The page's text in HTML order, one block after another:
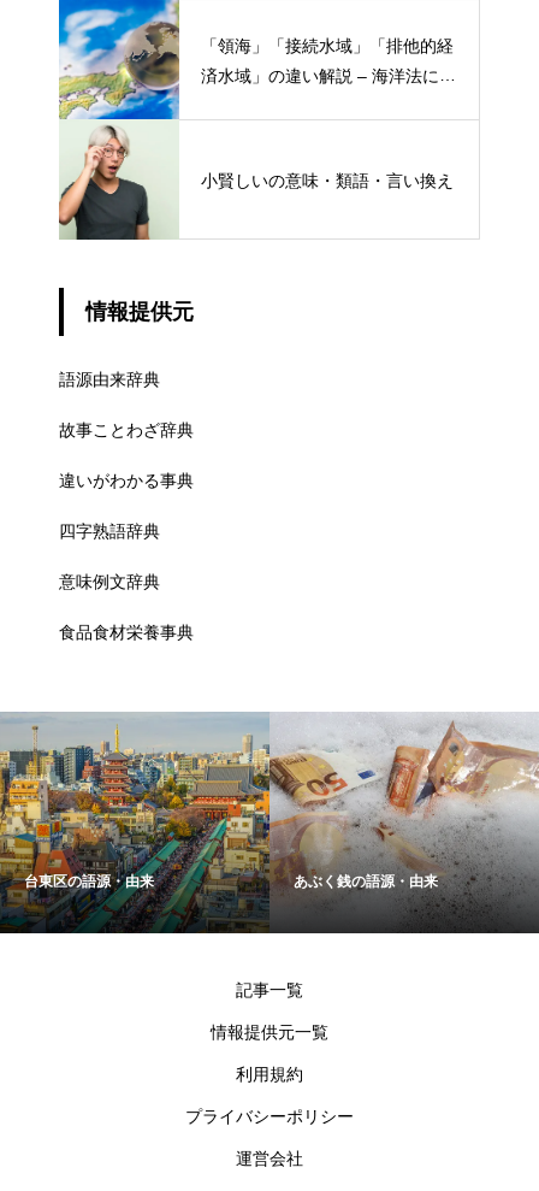
「領海」「接続水域」「排他的経
済水域」の違い解説 – 海洋法にお
小賢しいの意味・類語・言い換え
情報提供元
語源由来辞典
故事ことわざ辞典
違いがわかる事典
四字熟語辞典
意味例文辞典
食品食材栄養事典
台東区の語源・由来 あぶく銭の語源・由来
記事一覧
情報提供元一覧
利用規約
プライバシーポリシー
運営会社